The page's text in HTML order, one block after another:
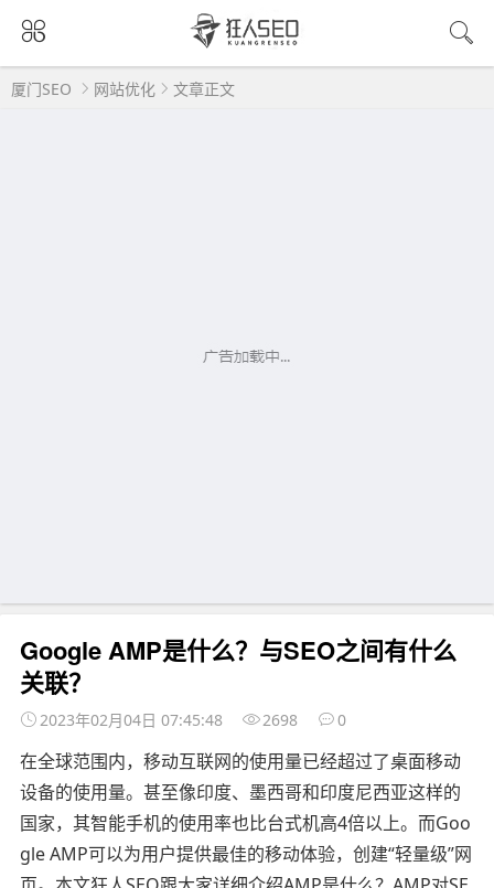
厦门SEO 网站优化 文章正文
Google AMP是什么？与SEO之间有什么
关联？
2023年02月04日 07:45:48 2698 0
在全球范围内，移动互联网的使用量已经超过了桌面移动
设备的使用量。甚至像印度、墨西哥和印度尼西亚这样的
国家，其智能手机的使用率也比台式机高4倍以上。而Goo
gle AMP可以为用户提供最佳的移动体验，创建“轻量级”网